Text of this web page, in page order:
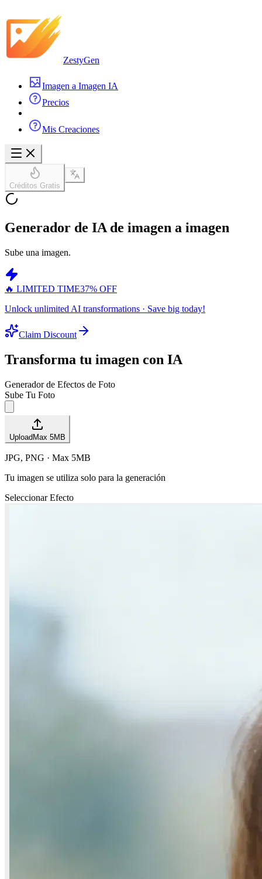
ZestyGen
Imagen a Imagen IA
Precios
Mis Creaciones
Créditos Gratis
Generador de IA de imagen a imagen
Sube una imagen.
🔥 LIMITED TIME37% OFF
Unlock unlimited AI transformations · Save big today!
Claim Discount
Transforma tu imagen con IA
Generador de Efectos de Foto
Sube Tu Foto
UploadMax 5MB
JPG, PNG · Max 5MB
Tu imagen se utiliza solo para la generación
Seleccionar Efecto